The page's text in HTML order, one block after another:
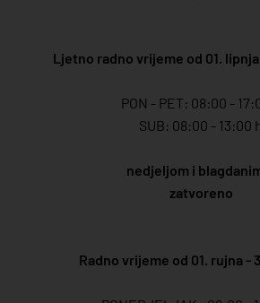
Ljetno radno vrijeme od 01.
PON - PET: 08:00 -
SUB: 08:00 - 13:00 h
nedjeljom i
zatvoreno
Radno vrijeme od 01. rujna -